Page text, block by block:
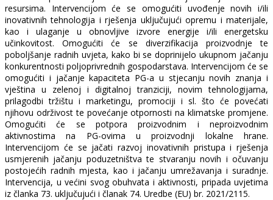
resursima. Intervencijom će se omogućiti uvođenje novih i/ili
inovativnih tehnologija i rješenja uključujući opremu i materijale,
kao i ulaganje u obnovljive izvore energije i/ili energetsku
učinkovitost. Omogućiti će se diverzifikacija proizvodnje te
poboljšanje radnih uvjeta, kako bi se doprinijelo ukupnom jačanju
konkurentnosti poljoprivrednih gospodarstava. Intervencijom će se
omogućiti i jačanje kapaciteta PG-a u stjecanju novih znanja i
vještina u zelenoj i digitalnoj tranziciji, novim tehnologijama,
prilagodbi tržištu i marketingu, promociji i sl. što će povećati
njihovu održivost te povećanje otpornosti na klimatske promjene.
Omogućiti će se potpora proizvodnim i neproizvodnim
aktivnostima na PG-ovima u proizvodnji lokalne hrane.
Intervencijom će se jačati razvoj inovativnih pristupa i rješenja
usmjerenih jačanju poduzetništva te stvaranju novih i očuvanju
postojećih radnih mjesta, kao i jačanju umrežavanja i suradnje.
Intervencija, u većini svog obuhvata i aktivnosti, pripada uvjetima
iz članka 73. uključujući i članak 74. Uredbe (EU) br. 2021/2115.